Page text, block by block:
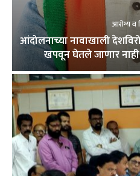
आरोग्य व
आंदोलनाच्या नावाखाली
खपवून घेतले जाणार